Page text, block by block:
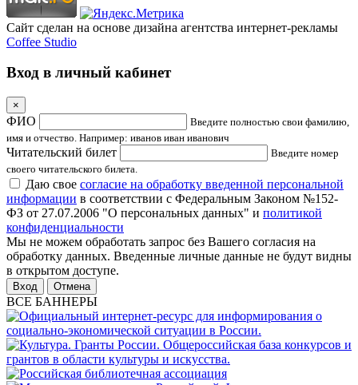
Сайт сделан на основе дизайна агентства интернет-рекламы
Coffee Studio
Вход в личный кабинет
×
ФИО
Введите полностью свои фамилию,
имя и отчество. Например: иванов иван иванович
Читательский билет
Введите номер
своего читательского билета.
Даю свое согласие на обработку введенной персональной
информации в соответствии с Федеральным Законом №152-
ФЗ от 27.07.2006 "О персональных данных" и политикой
конфиденциальности
Мы не можем обработать запрос без Вашего согласия на
обработку данных. Введенные личные данные не будут видны
в открытом доступе.
Отмена
ВСЕ БАННЕРЫ